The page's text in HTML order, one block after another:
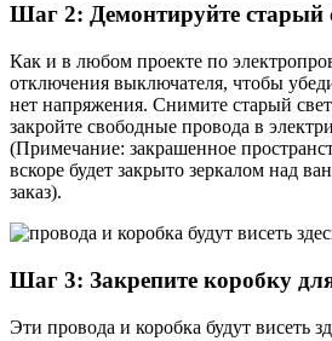
Шаг 2: Демонтируйте старый
Как и в любом проекте по
отключения выключателя, чтобы
нет напряжения. Снимите старый
закройте свободные провода в
(Примечание: закрашенное
вскоре будет закрыто зеркалом над
заказ).
Шаг 3: Закрепите коробку
Эти провода и коробка будут висеть